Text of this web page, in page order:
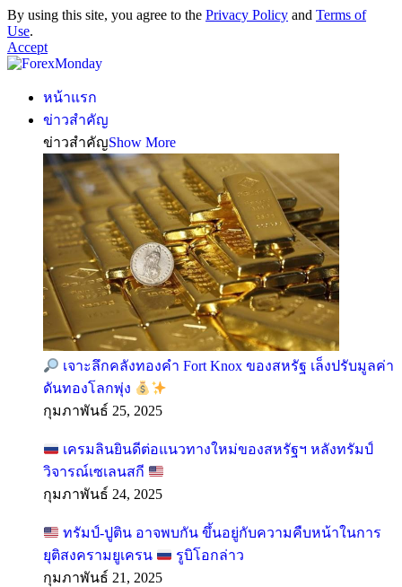
By using this site, you agree to the Privacy Policy and Terms of
Use.
Accept
หน้าแรก
ข่าวสำคัญ
ข่าวสำคัญShow More
เจาะลึกคลังทองคำ Fort Knox ของสหรัฐ เล็งปรับมูลค่า
ดันทองโลกพุ่ง
กุมภาพันธ์ 25, 2025
เครมลินยินดีต่อแนวทางใหม่ของสหรัฐฯ หลังทรัมป์
วิจารณ์เซเลนสกี
กุมภาพันธ์ 24, 2025
ทรัมป์-ปูติน อาจพบกัน ขึ้นอยู่กับความคืบหน้าในการ
ยุติสงครามยูเครน
รูบิโอกล่าว
กุมภาพันธ์ 21, 2025